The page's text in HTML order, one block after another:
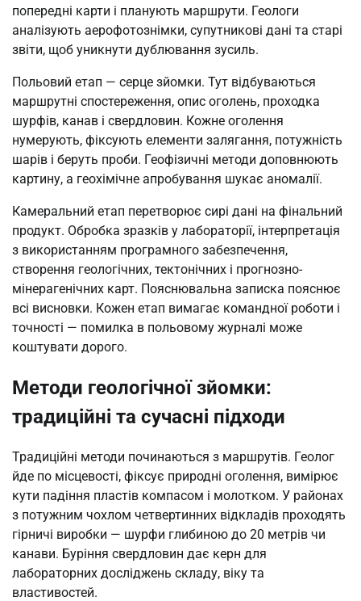
попередні карти і планують маршрути. Геологи
аналізують аерофотознімки, супутникові дані та старі
звіти, щоб уникнути дублювання зусиль.
Польовий етап — серце зйомки. Тут відбуваються
маршрутні спостереження, опис оголень, проходка
шурфів, канав і свердловин. Кожне оголення
нумерують, фіксують елементи залягання, потужність
шарів і беруть проби. Геофізичні методи доповнюють
картину, а геохімічне апробування шукає аномалії.
Камеральний етап перетворює сирі дані на фінальний
продукт. Обробка зразків у лабораторії, інтерпретація
з використанням програмного забезпечення,
створення геологічних, тектонічних і прогнозно-
мінерагенічних карт. Пояснювальна записка пояснює
всі висновки. Кожен етап вимагає командної роботи і
точності — помилка в польовому журналі може
коштувати дорого.
Методи геологічної зйомки:
традиційні та сучасні підходи
Традиційні методи починаються з маршрутів. Геолог
йде по місцевості, фіксує природні оголення, вимірює
кути падіння пластів компасом і молотком. У районах
з потужним чохлом четвертинних відкладів проходять
гірничі виробки — шурфи глибиною до 20 метрів чи
канави. Буріння свердловин дає керн для
лабораторних досліджень складу, віку та
властивостей.